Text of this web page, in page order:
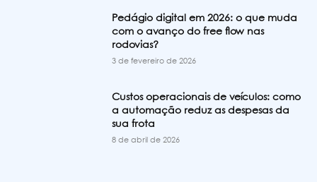
Pedágio digital em 2026: o que muda
com o avanço do free flow nas
rodovias?
3 de fevereiro de 2026
Custos operacionais de veículos: como
a automação reduz as despesas da
sua frota
8 de abril de 2026